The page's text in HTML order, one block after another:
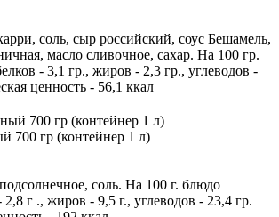
соль, сыр российский, соус Бешамель,
масло сливочное, сахар. На 100 гр.
- 3,1 гр., жиров - 2,3 гр., углеводов -
ценность - 56,1 ккал
700 гр (контейнер 1 л)
соль. На 100 г. блюдо
г ., жиров - 9,5 г., углеводов - 23,4 гр.